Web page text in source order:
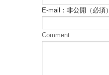
E-mail：非公開（必須）
Comment